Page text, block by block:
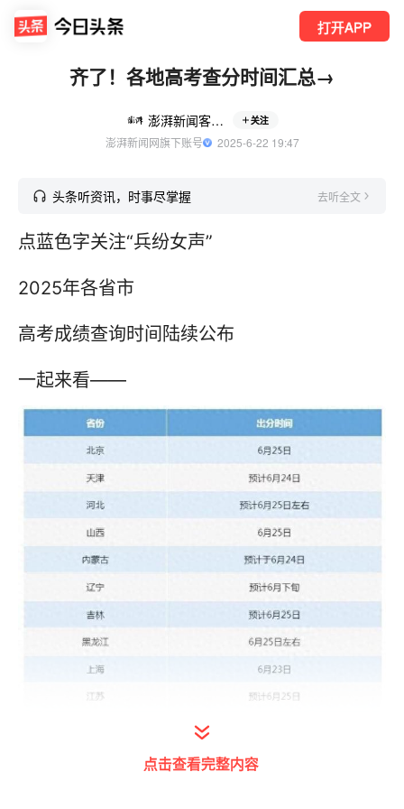
打开APP
齐了！各地高考查分时间汇总→
澎湃新闻客户端 关注
澎湃新闻网旗下账号
  2025-6-22 19:47
头条听资讯，时事尽掌握 去听全文
点蓝色字关注“兵纷女声”
2025年各省市
高考成绩查询时间陆续公布
一起来看——
点击查看完整内容